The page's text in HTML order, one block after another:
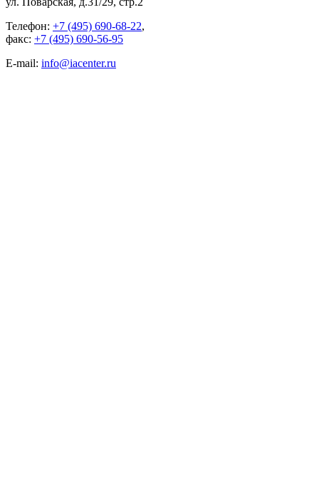
Телефон: +7 (495) 690-68-22,
факс: +7 (495) 690-56-95
E-mail: info@iacenter.ru